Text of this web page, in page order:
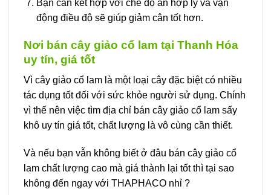
Bạn cần kết hợp với chế độ ăn hợp lý và vận
động điều độ sẽ giúp giảm cân tốt hơn.
Nơi bán cây giảo cổ lam tại Thanh Hóa
uy tín, giá tốt
Vì cây giảo cổ lam là một loại cây đặc biệt có nhiều
tác dụng tốt đối với sức khỏe người sử dụng. Chính
vì thế nên việc tìm địa chỉ bán cây giảo cổ lam sấy
khô uy tín giá tốt, chất lượng là vô cùng cần thiết.
Và nếu bạn vẫn không biết ở đâu bán cây giảo cổ
lam chất lượng cao mà giá thành lại tốt thì tại sao
không đến ngay với THAPHACO nhỉ ?